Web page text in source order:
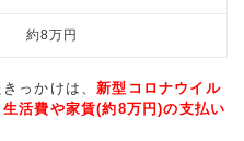
約8万円
っかけは、新型コロナウイル
活費や家賃(約8万円)の支払い